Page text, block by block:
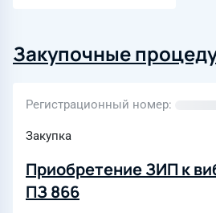
Закупочные
Регистрационный номер
Закупка
Приобретение ЗИП к
ПЗ 866